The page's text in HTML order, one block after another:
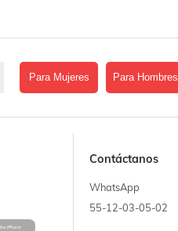
Para Mujeres Para Hombres
Contáctanos
WhatsApp
55-12-03-05-02